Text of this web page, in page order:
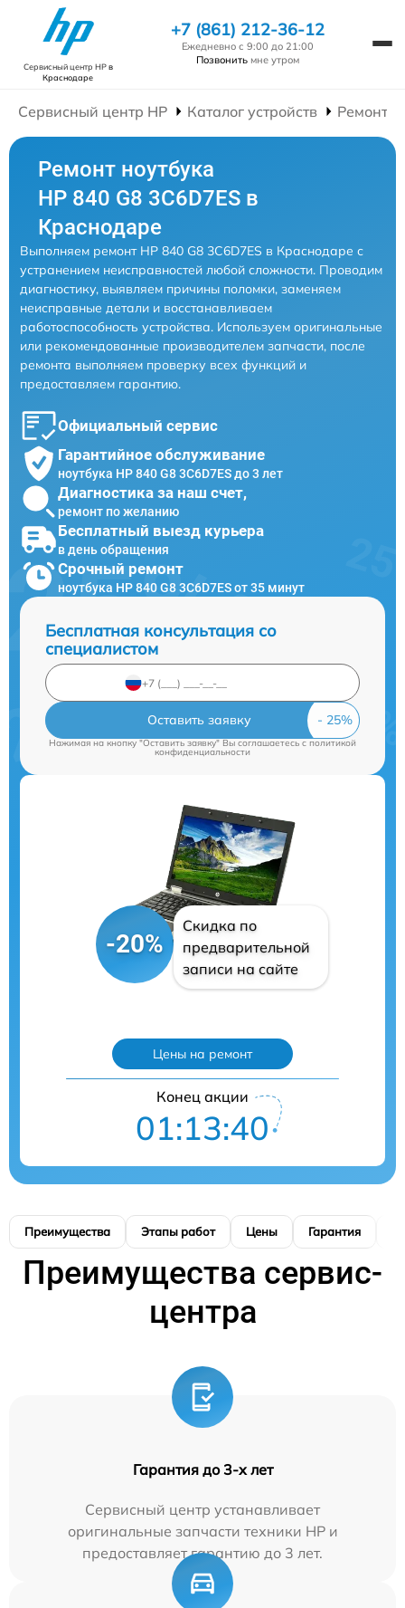
Сервисный центр HPв
Краснодаре
+7 (861) 212-36-12
Ежедневно с 9:00 до 21:00
Позвонить мне утром
Сервисный центр HP Каталог устройств Ремонт
Ремонт ноутбука
HP 840 G8 3C6D7ES в
Краснодаре
Выполняем ремонт HP 840 G8 3C6D7ES в Краснодаре с
устранением неисправностей любой сложности. Проводим
диагностику, выявляем причины поломки, заменяем
неисправные детали и восстанавливаем
работоспособность устройства. Используем оригинальные
или рекомендованные производителем запчасти, после
ремонта выполняем проверку всех функций и
предоставляем гарантию.
Официальный сервис
Гарантийное обслуживание
ноутбука HP 840 G8 3C6D7ES до 3 лет
Диагностика за наш счет,
ремонт по желанию
Бесплатный выезд курьера
в день обращения
Срочный ремонт
ноутбука HP 840 G8 3C6D7ES от 35 минут
Бесплатная консультация со
специалистом
Оставить заявку
Нажимая на кнопку "Оставить заявку" Вы соглашаетесь cполитикой
конфиденциальности
-20%
Скидка по
предварительной
записи на сайте
Цены на ремонт
Конец акции
01:13:39
Преимущества Этапы работ Цены Гарантия
Преимущества сервис-
центра
Гарантия до 3-х лет
Сервисный центр устанавливает
оригинальные запчасти техники HP и
предоставляет гарантию до 3 лет.